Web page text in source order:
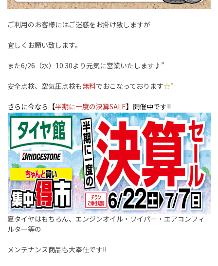
ご利用のお客様にはご迷惑をお掛け致しますが
宜しくお願い致します。
また6/26（水）10:30より元気に営業いたします♪”
安全点検、空気圧点検も無料でおこなっております☆”
さらに今なら【半期に一度の決算SALE】開催中です!!
夏タイヤはもちろん、エンジンオイル・ワイパー・エアコンフィ
ルター等の
メンテナンス商品も大奉仕です!!